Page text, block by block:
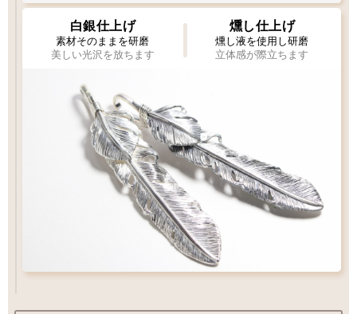
専用ページ
フェザー位置をご指定いただけます
おまかせいただく事も可能です
Wフェザーにカスタム
専用ページ
フェザー位置をご指定いただけます
おまかせいただく事も可能です
ペンダントをカスタム
白銀仕上げ
素材そのままを研磨
美しい光沢を放ちます
燻し仕上げ
燻し液を使用し研磨
立体感が際立ちます